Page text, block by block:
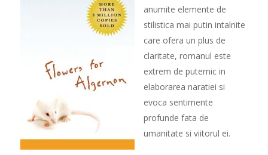
anumite elemente de
stilistica mai putin intalnite
care ofera un plus de
claritate, romanul este
extrem de puternic in
elaborarea naratiei si
evoca sentimente
profunde fata de
umanitate si viitorul ei.